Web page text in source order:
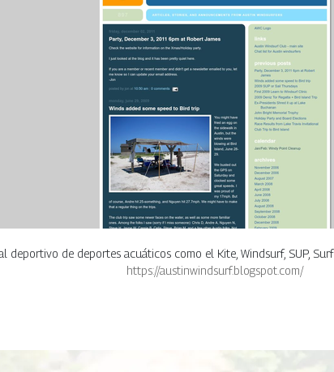
deportivo de deportes acuáticos como el Kite, Windsurf, SUP, Surf
https://austinwindsurf.blogspot.com/